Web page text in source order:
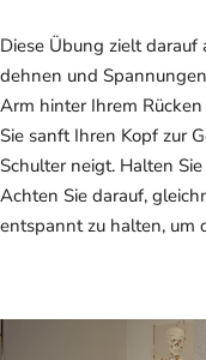
Diese Übung zielt darauf
dehnen und
Arm hinter Ihrem
Sie sanft Ihren Kopf zur
Schulter neigt. Halten
Achten Sie darauf,
entspannt zu halten, um